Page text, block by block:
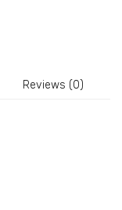
Reviews (0)